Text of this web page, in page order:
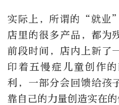
实际上，所谓的“就业
店里的很多产品，都为
前段时间，店内上新了
印着五慢症儿童创作
利，一部分会回馈给孩
靠自己的力量创造实在的